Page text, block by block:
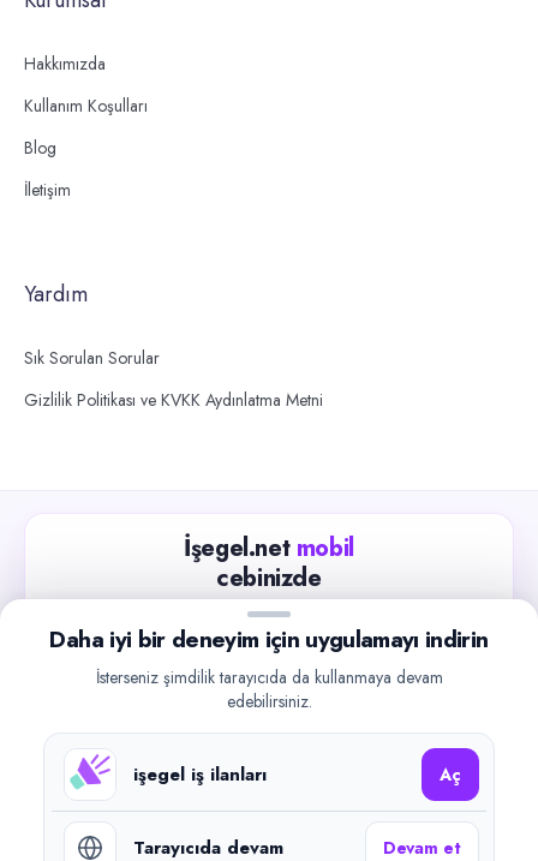
Hakkımızda
Kullanım Koşulları
Blog
İletişim
Yardım
Sık Sorulan Sorular
Gizlilik Politikası ve KVKK Aydınlatma Metni
İşegel.net mobil
cebinizde
Güncel iş ilanlarını takip edin, işverenlerle hızlıca
iletişime geçin.
Google Play
©2026işegel.net. Tüm hakları saklıdır.
Daha iyi bir deneyim için uygulamayı indirin
İsterseniz şimdilik tarayıcıda da kullanmaya devam
edebilirsiniz.
işegel iş ilanları Aç
Tarayıcıda devam Devam et